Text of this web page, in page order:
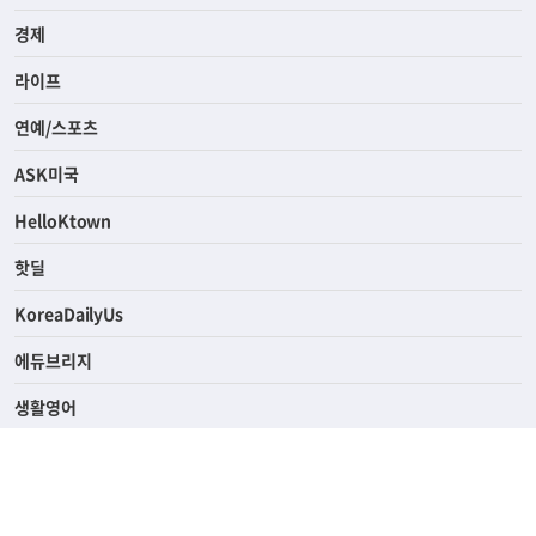
사회
경제
라이프
연예/스포츠
ASK미국
HelloKtown
핫딜
KoreaDailyUs
에듀브리지